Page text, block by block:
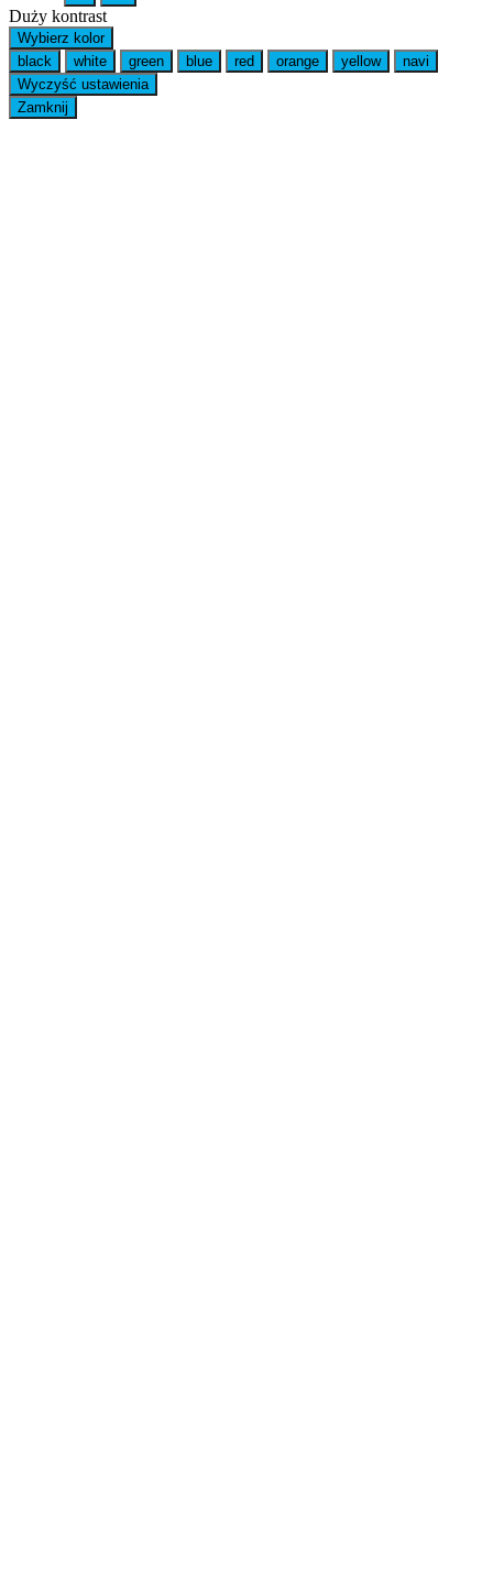
Duży kontrast
Wybierz kolor
black
white green blue red orange yellow
navi
Wyczyść ustawienia
Zamknij